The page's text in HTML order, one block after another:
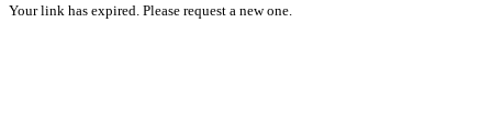
Your link has expired. Please request a new one.